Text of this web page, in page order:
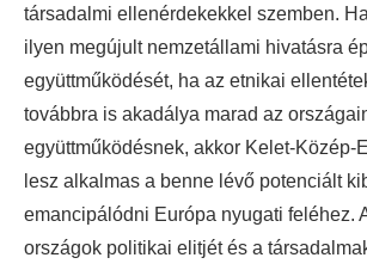
társadalmi ellenérdekekkel szemben.
ilyen megújult nemzetállami hivatásra
együttműködését, ha az etnikai
továbbra is akadálya marad az
együttműködésnek, akkor Kelet-Közép-
lesz alkalmas a benne lévő potenciált
emancipálódni Európa nyugati feléhez.
országok politikai elitjét és a